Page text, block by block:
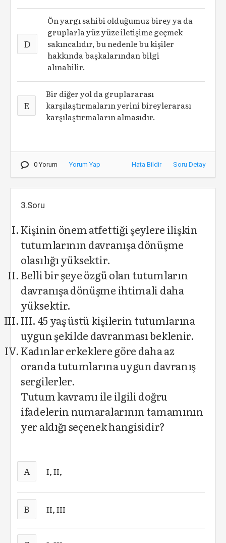
D
Ön yargı sahibi olduğumuz birey ya da
gruplarla yüz yüze iletişime geçmek
sakıncalıdır, bu nedenle bu kişiler
hakkında başkalarından bilgi
alınabilir.
E
Bir diğer yol da gruplararası
karşılaştırmaların yerini bireylerarası
karşılaştırmaların almasıdır.
0 Yorum Yorum Yap Hata Bildir Soru Detay
3.Soru
Kişinin önem atfettiği şeylere ilişkin
tutumlarının davranışa dönüşme
olasılığı yüksektir.
Belli bir şeye özgü̈ olan tutumların
davranışa dönüşme ihtimali daha
yüksektir.
III. 45 yaş üstü kişilerin tutumlarına
uygun şekilde davranması beklenir.
Kadınlar erkeklere göre daha az
oranda tutumlarına uygun davranış
sergilerler.
Tutum kavramı ile ilgili doğru
ifadelerin numaralarının tamamının
yer aldığı seçenek hangisidir?
A I, II,
B II, III